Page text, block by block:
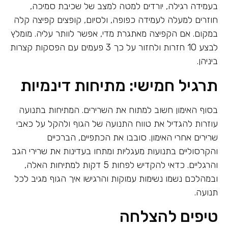
בעמידה רגילה, יורדים למטה למצב של שכיבת סמיכה,
חוזרים למעלה לעמידה כפופה, ולסיום, קופצים קפיצה קלה
במקום. אם הקפיצה מאתגרת מדי, אפשר לוותר עליה. מומלץ
לבצע 10 חזרות ולחזור על כך 3 פעמים עם הפסקות קצרות
ביניהן.
תרגיל חמישי: מתיחות דינמיות
בסוף האימון חשוב למתוח את השרירים. המתיחות בתנועה
עוזרות להגדיל את טווח התנועה של הגוף ולהקל על כאבי
שרירים אחרי האימון. סובבו את הכתפיים, הברכיים
והקרסוליים בתנועות מעגליות ומתחו בעדינות את שרירי הגב
והרגליים. כדאי להקדיש לפחות 5 דקות למתיחות האלה,
ובמהלכם נשמו נשימות עמוקות והרגישו איך הגוף מגיב לכל
תנועה.
טיפים להצלחה